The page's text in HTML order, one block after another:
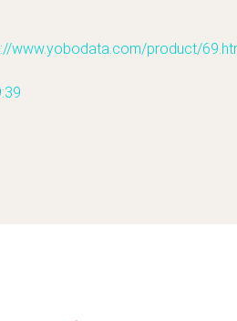
www.yobodata.com/product/